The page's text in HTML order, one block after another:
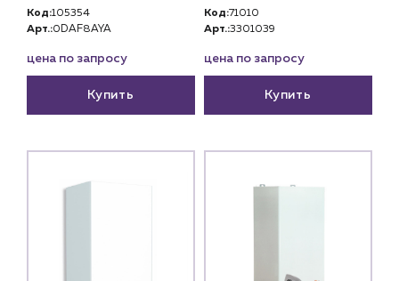
Код:105354
Арт.:0DAF8AYA
цена по запросу
Купить
Код:71010
Арт.:3301039
цена по запросу
Купить